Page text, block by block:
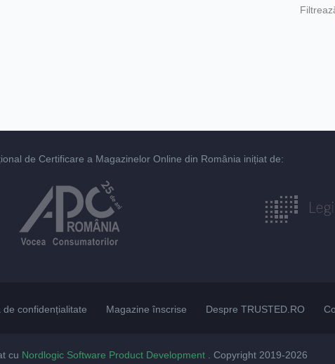
de Certificare a Magazinelor Online din România inițiat de:
de confidențialitate Magazine înscrise Despre TRUSTED.RO
cu Nordlogic Software Product Development . Copyright 2019-2026